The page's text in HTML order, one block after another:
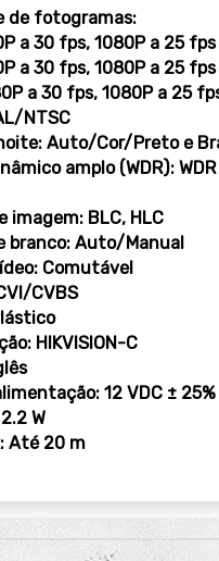
de fotogramas:
a 30 fps, 1080P a 25 fps
a 30 fps, 1080P a 25 fps
a 30 fps, 1080P a 25
NTSC
Auto/Cor/Preto e
amplo (WDR): WDR
imagem: BLC, HLC
branco: Auto/Manual
Comutável
CVBS
HIKVISION-C
12 VDC ± 25%
W
Até 20 m